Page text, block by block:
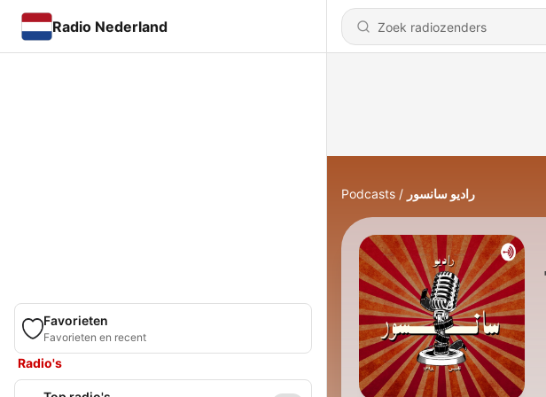
Radio Nederland
Favorieten
Favorieten en recent
Radio's
Podcasts رادیو سانسور